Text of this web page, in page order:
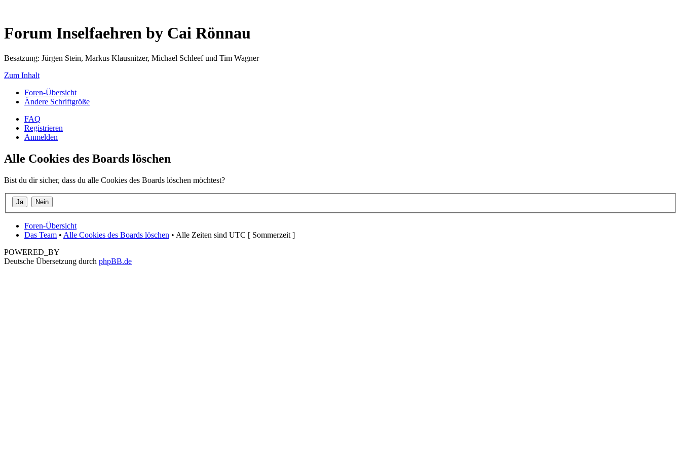
Forum Inselfaehren by Cai Rönnau
Besatzung: Jürgen Stein, Markus Klausnitzer, Michael Schleef und Tim Wagner
Zum Inhalt
Foren-Übersicht
Ändere Schriftgröße
FAQ
Registrieren
Anmelden
Alle Cookies des Boards löschen
Bist du dir sicher, dass du alle Cookies des Boards löschen möchtest?
Foren-Übersicht
Das Team • Alle Cookies des Boards löschen • Alle Zeiten sind UTC [ Sommerzeit ]
POWERED_BY
Deutsche Übersetzung durch phpBB.de